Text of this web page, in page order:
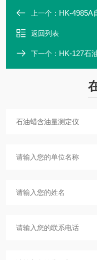
上一个： HK-4985A
返回列表
下一个： HK-127石